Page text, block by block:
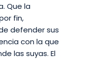
Que la
fin,
defender sus
con la que
las suyas. El